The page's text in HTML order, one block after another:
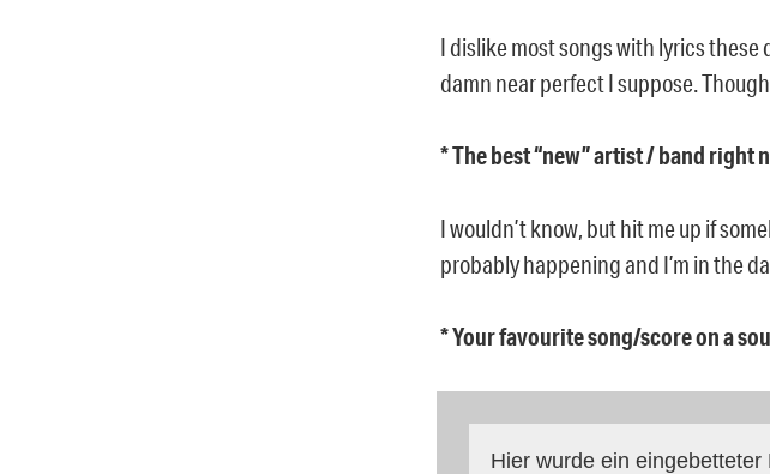
I dislike most songs with lyrics these
damn near perfect I suppose.
* The best “new” artist / band right
I wouldn’t know, but hit me up if
probably happening and I’m in the
* Your favourite song/score on a
Hier wurde ein